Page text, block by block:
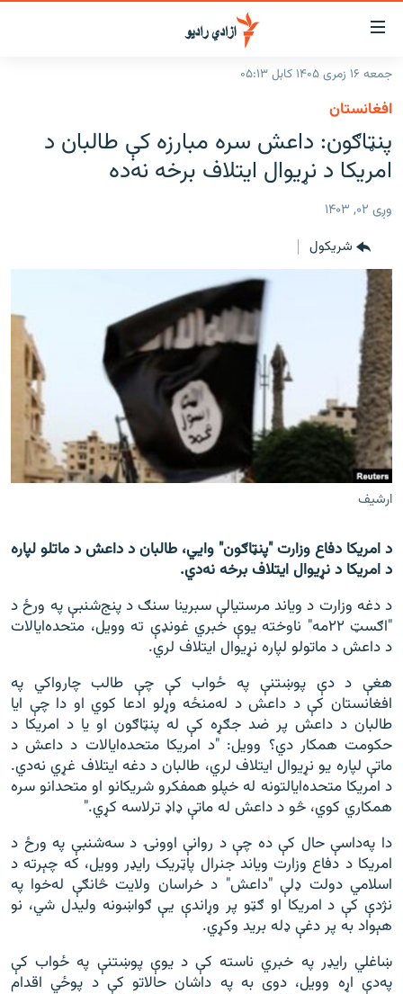
د
لاسرسۍ
وړ
لېنکونه
متن
ورتلل
اصلي
ورتلل
لټون
پاڼې
ته
مراجعه
راپورونه
افغانستان
نړۍ
خبرونه
د خپرونو جدول
مرکې
اونیزې خپرونې
انځوریزه برخه
ورزش
د کډوالۍ بحران
'کووېډ-۱۹'
اړیکه
دري پاڼه
Azadi English
راسره ملګري شئ
د ازادې اروپا/ ازادي راډيو ټولې پاڼې
جمعه ۱۶ زمری ۱۴۰۵ کابل ۰۵:۱۳
افغانستان
پنټاګون: داعش سره مبارزه کې طالبان د
امريکا د نړيوال ايتلاف برخه نه‌ده
وږی ۰۲, ۱۴۰۳
شريکول
ارشيف
د امریکا دفاع وزارت "پنټاګون" وايي، طالبان د داعش د ماتلو لپاره
د امریکا د نړیوال ایتلاف برخه نه‌دي.
د دغه وزارت د ویاند مرستیالې سبرینا سنګ د پنج‌شنبې په ورځ د
"اګسټ ۲۲مه" ناوخته یوې خبري غونډې ته وویل، متحده‌ایالات
د داعش د ماتولو لپاره نړیوال ایتلاف لري.
هغې د دې پوښتنې په ځواب کې چې طالب چارواکي په
افغانستان کې د داعش د له‌منځه وړلو ادعا کوي او دا چې ایا
طالبان د داعش پر ضد جګړه کې له پنټاګون او یا د امریکا د
حکومت همکار دي؟ وویل: "د امریکا متحده‌ایالات د داعش د
ماتې لپاره یو نړیوال ايتلاف لري، طالبان د دغه ايتلاف غړي نه‌دي.
د امریکا متحده‌ایالتونه له خپلو همفکرو شریکانو او متحدانو سره
همکاري کوي، څو د داعش له ماتې ډاډ ترلاسه کړي."
دا په‌داسې حال کې ده چې د روانې اوونۍ د سه‌شنبې په ورځ د
امریکا د دفاع وزارت ویاند جنرال پاټریک رایډر وویل، که چېرته د
اسلامي دولت ډلې "داعش" د خراسان ولایت څانګې له‌خوا په
نژدې کې د امریکا او ګټو پر وړاندې یې ګواښونه ولیدل شي، نو
هېواد به پر دغې ډله برید وکړي.
ښاغلي رایډر په خبري ناسته کې د یوې پوښتنې په ځواب کې
په‌دې اړه وویل، دوی به په داشان حالاتو کې د پوځي اقدام